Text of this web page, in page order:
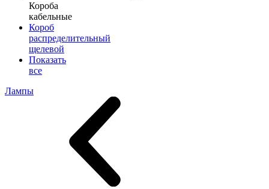
Короба
кабельные
Короб
распределительный
щелевой
Показать
все
Лампы